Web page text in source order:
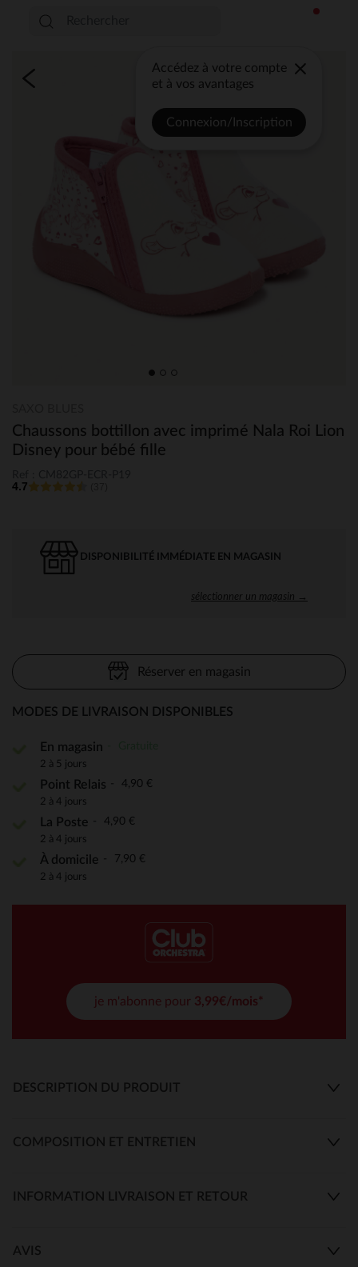
Accédez à votre compte
et à vos avantages
Connexion/Inscription
Chaussons bottillon avec imprimé Nala Roi Lion
Disney pour bébé fille
4.7
DISPONIBILITÉ IMMÉDIATE EN MAGASIN
sélectionner un magasin →
Réserver en magasin
MODES DE LIVRAISON DISPONIBLES
En magasin
2 à 5 jours
Point Relais 4,90 €
2 à 4 jours
La Poste 4,90 €
2 à 4 jours
À domicile 7,90 €
2 à 4 jours
je m'abonne pour 3,99€/mois*
DESCRIPTION DU PRODUIT
COMPOSITION ET ENTRETIEN
INFORMATION LIVRAISON ET RETOUR
AVIS